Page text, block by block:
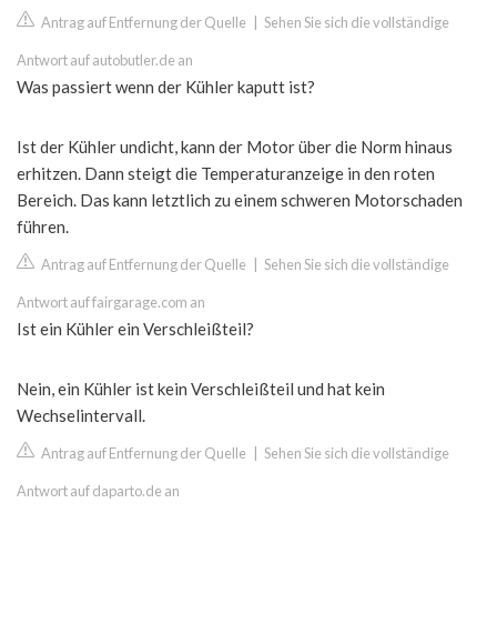
Antrag auf Entfernung der Quelle Sehen Sie sich die vollständige
Antwort auf autobutler.de an
Was passiert wenn der Kühler kaputt ist?
Ist der Kühler undicht, kann der Motor über die Norm hinaus
erhitzen. Dann steigt die Temperaturanzeige in den roten
Bereich. Das kann letztlich zu einem schweren Motorschaden
führen.
Antrag auf Entfernung der Quelle Sehen Sie sich die vollständige
Antwort auf fairgarage.com an
Ist ein Kühler ein Verschleißteil?
Nein, ein Kühler ist kein Verschleißteil und hat kein
Wechselintervall.
Antrag auf Entfernung der Quelle Sehen Sie sich die vollständige
Antwort auf daparto.de an